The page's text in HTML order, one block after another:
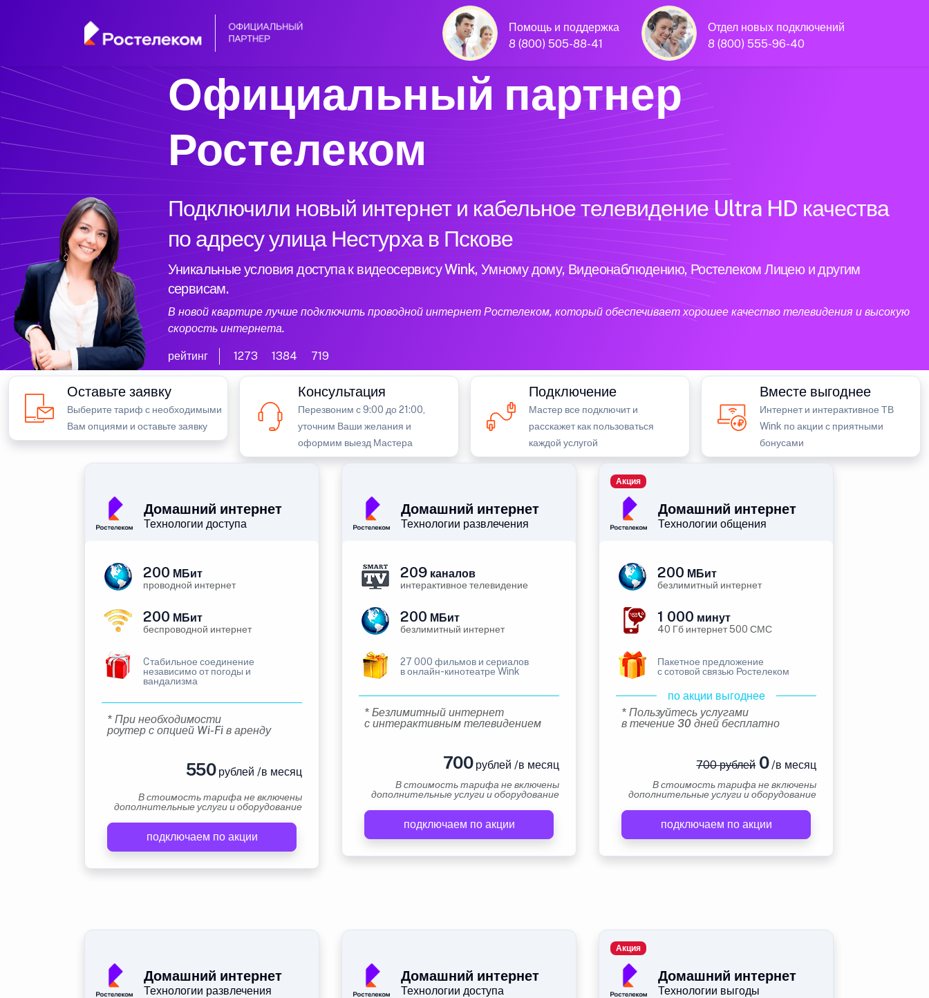
Помощь и поддержка
8 (800) 505-88-41
Отдел новых подключений
8 (800) 555-96-40
Официальный партнер
Ростелеком
Подключили новый интернет и кабельное телевидение Ultra HD качества
по адресу улица Нестурха в Пскове
Уникальные условия доступа к видеосервису Wink, Умному дому, Видеонаблюдению, Ростелеком Лицею и другим
сервисам.
В новой квартире лучше подключить проводной интернет Ростелеком, который обеспечивает хорошее качество телевидения и высокую
скорость интернета.
рейтинг 1273 1384 719
Оставьте заявку
Выберите тариф с необходимыми
Вам опциями и оставьте заявку
Консультация
Перезвоним с 9:00 до 21:00,
уточним Ваши желания и
оформим выезд Мастера
Подключение
Мастер все подключит и
расскажет как пользоваться
каждой услугой
Вместе выгоднее
Интернет и интерактивное ТВ
Wink по акции с приятными
бонусами
Домашний интернет
Технологии доступа
200 МБит
проводной интернет
200 МБит
беспроводной интернет
Cтабильное соединение
независимо от погоды и
вандализма
* При необходимости
роутер с опцией Wi-Fi в аренду
550рублей /в месяц
В стоимость тарифа не включены
дополнительные услуги и оборудование
подключаем по акции
Домашний интернет
Технологии развлечения
209 каналов
интерактивное телевидение
200 МБит
безлимитный интернет
27 000 фильмов и сериалов
в онлайн-кинотеатре Wink
* Безлимитный интернет
с интерактивным телевидением
700рублей /в месяц
В стоимость тарифа не включены
дополнительные услуги и оборудование
подключаем по акции
Домашний интернет
Технологии общения
Акция
200 МБит
безлимитный интернет
1 000 минут
40 Гб интернет 500 СМС
Пакетное предложение
с сотовой связью Ростелеком
по акции выгоднее
* Пользуйтесь услугами
в течение 30 дней бесплатно
700 рублей0/в месяц
В стоимость тарифа не включены
дополнительные услуги и оборудование
подключаем по акции
Домашний интернет
Технологии развлечения
Домашний интернет
Технологии доступа
Домашний интернет
Технологии выгоды
Акция